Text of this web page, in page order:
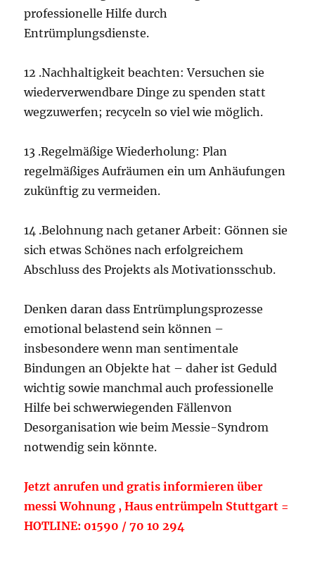
professionelle Hilfe durch
Entrümplungsdienste.
12 .Nachhaltigkeit beachten: Versuchen sie
wiederverwendbare Dinge zu spenden statt
wegzuwerfen; recyceln so viel wie möglich.
13 .Regelmäßige Wiederholung: Plan
regelmäßiges Aufräumen ein um Anhäufungen
zukünftig zu vermeiden.
14 .Belohnung nach getaner Arbeit: Gönnen sie
sich etwas Schönes nach erfolgreichem
Abschluss des Projekts als Motivationsschub.
Denken daran dass Entrümplungsprozesse
emotional belastend sein können –
insbesondere wenn man sentimentale
Bindungen an Objekte hat – daher ist Geduld
wichtig sowie manchmal auch professionelle
Hilfe bei schwerwiegenden Fällenvon
Desorganisation wie beim Messie-Syndrom
notwendig sein könnte.
Jetzt anrufen und gratis informieren über
messi Wohnung , Haus entrümpeln Stuttgart =
HOTLINE: 01590 / 70 10 294